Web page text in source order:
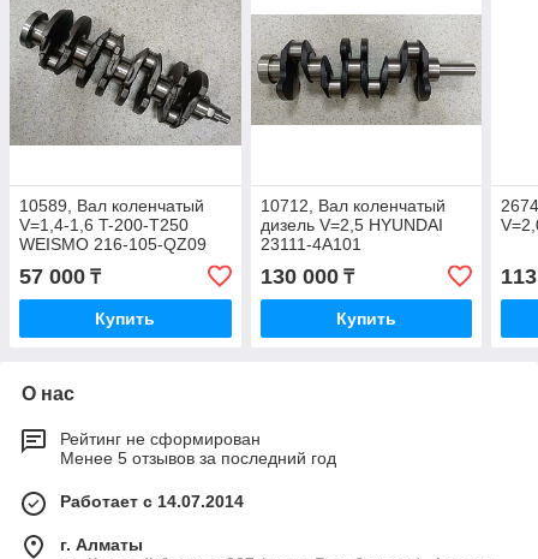
10589, Вал коленчатый
V=1,4-1,6 T-200-T250
WEISMO 216-105-QZ09
57 000 ₸
Купить
10712, Вал коленчатый
дизель V=2,5 HYUNDAI
23111-4A101
130 000₸
Купить
О нас
Рейтинг не сформирован
Менее 5 отзывов за последний год
Работает с 14.07.2014
г. Алматы